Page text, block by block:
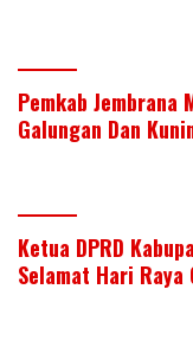
Pemkab Jembrana
Galungan Dan
Ketua DPRD
Selamat Hari Raya